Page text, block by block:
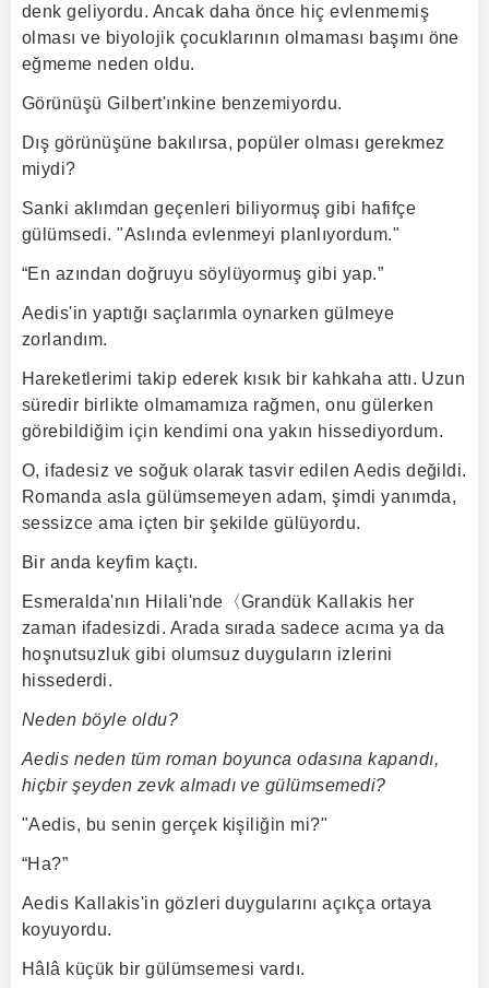
denk geliyordu. Ancak daha önce hiç evlenmemiş
olması ve biyolojik çocuklarının olmaması başımı öne
eğmeme neden oldu.
Görünüşü Gilbert'ınkine benzemiyordu.
Dış görünüşüne bakılırsa, popüler olması gerekmez
miydi?
Sanki aklımdan geçenleri biliyormuş gibi hafifçe
gülümsedi. "Aslında evlenmeyi planlıyordum."
“En azından doğruyu söylüyormuş gibi yap.”
Aedis'in yaptığı saçlarımla oynarken gülmeye
zorlandım.
Hareketlerimi takip ederek kısık bir kahkaha attı. Uzun
süredir birlikte olmamamıza rağmen, onu gülerken
görebildiğim için kendimi ona yakın hissediyordum.
O, ifadesiz ve soğuk olarak tasvir edilen Aedis değildi.
Romanda asla gülümsemeyen adam, şimdi yanımda,
sessizce ama içten bir şekilde gülüyordu.
Bir anda keyfim kaçtı.
Esmeralda'nın Hilali'nde〈Grandük Kallakis her
zaman ifadesizdi. Arada sırada sadece acıma ya da
hoşnutsuzluk gibi olumsuz duyguların izlerini
hissederdi.
Neden böyle oldu?
Aedis neden tüm roman boyunca odasına kapandı,
hiçbir şeyden zevk almadı ve gülümsemedi?
"Aedis, bu senin gerçek kişiliğin mi?"
“Ha?”
Aedis Kallakis'in gözleri duygularını açıkça ortaya
koyuyordu.
Hâlâ küçük bir gülümsemesi vardı.